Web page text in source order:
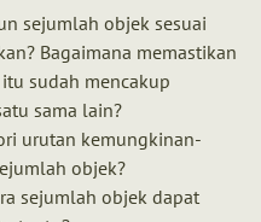
sejumlah objek sesuai
Bagaimana memastikan
sudah mencakup
sama lain?
urutan kemungkinan-
objek?
sejumlah objek dapat